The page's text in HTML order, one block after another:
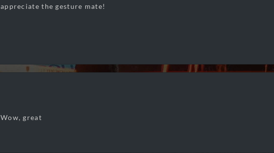
appreciate the gesture mate!
Wow, great